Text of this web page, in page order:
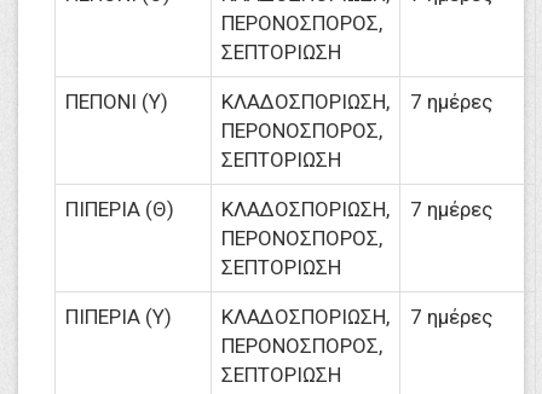
ΠΕΡΟΝΟΣΠΟΡΟΣ,
ΣΕΠΤΟΡΙΩΣΗ
ΠΕΠΟΝΙ (Υ)
ΚΛΑΔΟΣΠΟΡΙΩΣΗ,
ΠΕΡΟΝΟΣΠΟΡΟΣ,
ΣΕΠΤΟΡΙΩΣΗ
7 ημέρες
ΠΙΠΕΡΙΑ (Θ)
ΚΛΑΔΟΣΠΟΡΙΩΣΗ,
ΠΕΡΟΝΟΣΠΟΡΟΣ,
ΣΕΠΤΟΡΙΩΣΗ
7 ημέρες
ΠΙΠΕΡΙΑ (Υ)
ΚΛΑΔΟΣΠΟΡΙΩΣΗ,
ΠΕΡΟΝΟΣΠΟΡΟΣ,
ΣΕΠΤΟΡΙΩΣΗ
7 ημέρες